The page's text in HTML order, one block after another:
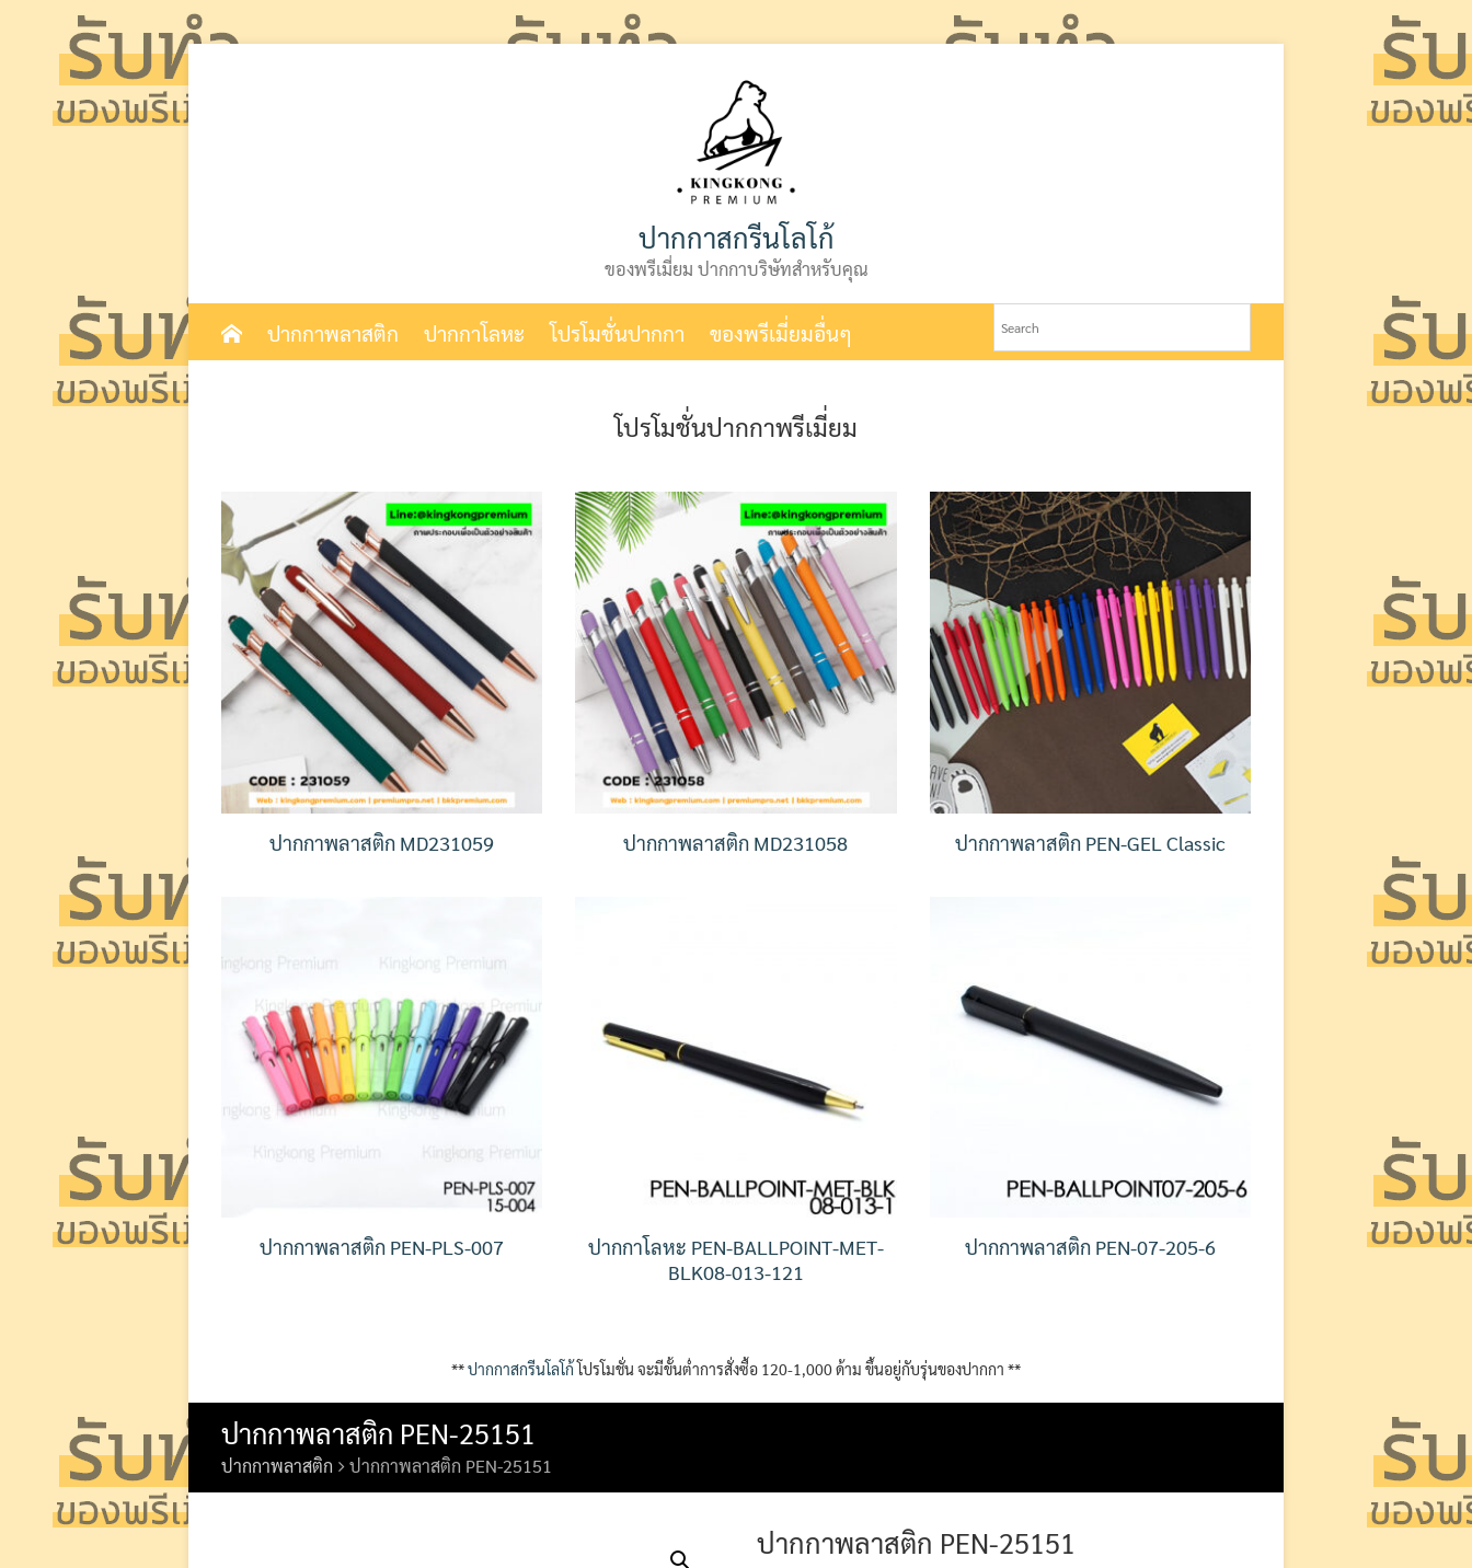
ปากกาสกรีนโลโก้
ของพรีเมี่ยม ปากกาบริษัทสำหรับคุณ
ปากกาพลาสติก ปากกาโลหะ โปรโมชั่นปากกา ของพรีเมี่ยมอื่นๆ
โปรโมชั่นปากกาพรีเมี่ยม
ปากกาพลาสติก MD231059 ปากกาพลาสติก MD231058 ปากกาพลาสติก PEN-GEL Classic
ปากกาพลาสติก PEN-PLS-007
ปากกาโลหะ PEN-BALLPOINT-MET-
BLK08-013-121
ปากกาพลาสติก PEN-07-205-6
**ปากกาสกรีนโลโก้โปรโมชั่น จะมีขั้นต่ำการสั่งซื้อ 120-1,000 ด้าม ขึ้นอยู่กับรุ่นของปากกา **
ปากกาพลาสติก PEN-25151
ปากกาพลาสติก ปากกาพลาสติก PEN-25151
ปากกาพลาสติก PEN-25151